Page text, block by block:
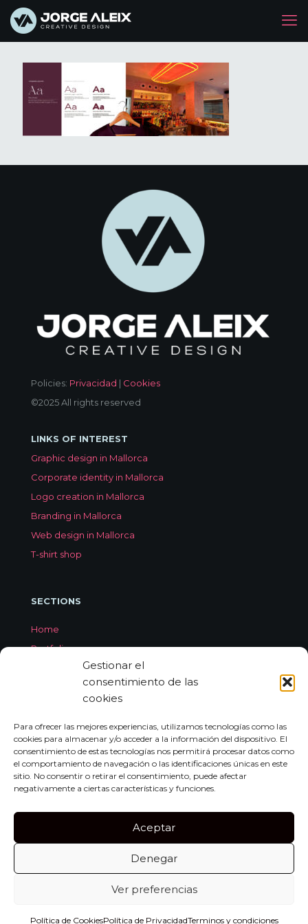
Gestionar el
consentimiento de las
cookies
Para ofrecer las mejores experiencias, utilizamos tecnologías como las
cookies para almacenar y/o acceder a la información del dispositivo. El
consentimiento de estas tecnologías nos permitirá procesar datos como
el comportamiento de navegación o las identificaciones únicas en este
sitio. No consentir o retirar el consentimiento, puede afectar
negativamente a ciertas características y funciones.
Aceptar
Denegar
Ver preferencias
Política de CookiesPolítica de PrivacidadTerminos y condiciones
Policies: Privacidad | Cookies
©2025 All rights reserved
LINKS OF INTEREST
Graphic design in Mallorca
Corporate identity in Mallorca
Logo creation in Mallorca
Branding in Mallorca
Web design in Mallorca
T-shirt shop
SECTIONS
Home
Portfolio
About Jorge Aleix
Contact
CONTACT
info@jorgealeix.com